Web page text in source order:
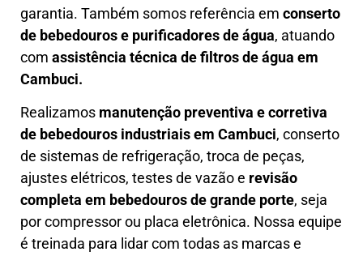
garantia. Também somos referência em conserto
de bebedouros e purificadores de água, atuando
com assistência técnica de filtros de água em
Cambuci.
Realizamos manutenção preventiva e corretiva
de bebedouros industriais em Cambuci, conserto
de sistemas de refrigeração, troca de peças,
ajustes elétricos, testes de vazão e revisão
completa em bebedouros de grande porte, seja
por compressor ou placa eletrônica. Nossa equipe
é treinada para lidar com todas as marcas e